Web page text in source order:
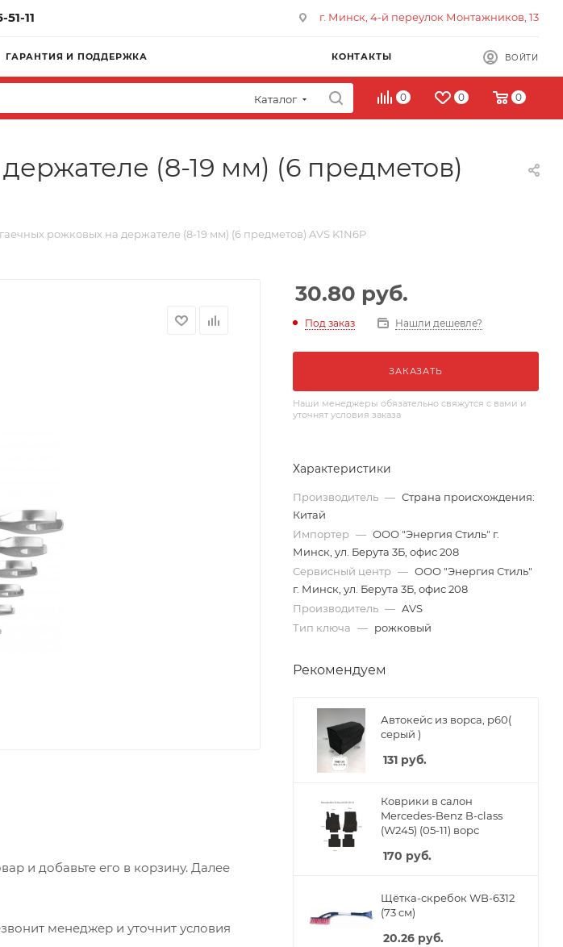
51-11 г. Минск, 4-й переулок Монтажников, 13
ГАРАНТИЯ И ПОДДЕРЖКА КОНТАКТЫ ВОЙТИ
Каталог 0 0 0
(8-19 мм) (6 предметов)
рожковых на держателе (8-19 мм) (6 предметов) AVS K1N6P
и добавьте его в корзину. Далее
менеджер и уточнит условия
30.80 руб.
Под заказ Нашли дешевле?
ЗАКАЗАТЬ
Наши менеджеры обязательно свяжутся с вами и
уточнят условия заказа
Характеристики
Производитель — Страна происхождения:
Китай
Импортер — ООО "Энергия Стиль" г.
Минск, ул. Берута 3Б, офис 208
Сервисный центр — ООО "Энергия Стиль"
г. Минск, ул. Берута 3Б, офис 208
Производитель — AVS
Тип ключа — рожковый
Рекомендуем
Автокейс из ворса, p60(
серый )
131 руб.
Коврики в салон
Mercedes-Benz B-class
(W245) (05-11) ворс
170 руб.
Щётка-скребок WB-6312
(73 cм)
20.26 руб.